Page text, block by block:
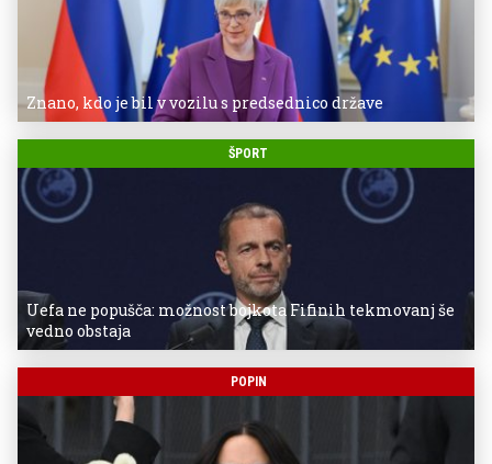
Znano, kdo je bil v vozilu s predsednico države
ŠPORT
Uefa ne popušča: možnost bojkota Fifinih tekmovanj še
vedno obstaja
POPIN